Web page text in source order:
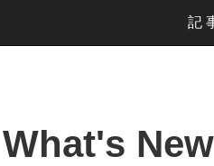
記
What's